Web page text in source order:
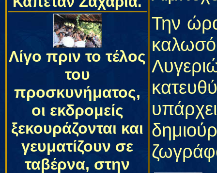
Λίγο πριν το τέλος
του
προσκυνήματος,
οι εκδρομείς
ξεκουράζονται και
γευματίζουν σε
ταβέρνα, στην
Την